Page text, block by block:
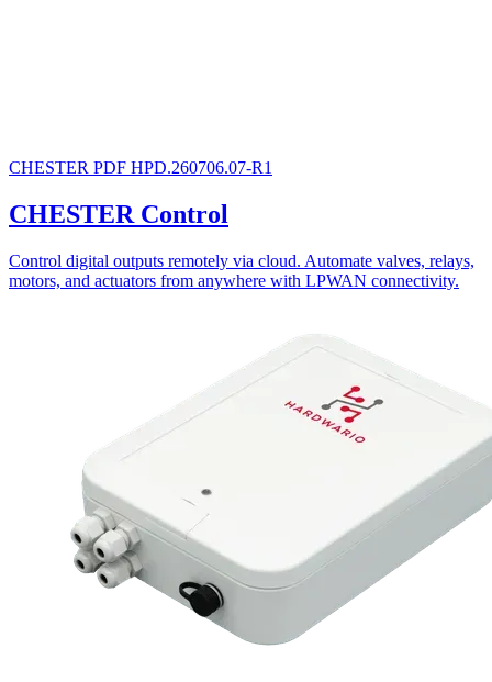
CHESTER PDF HPD.260706.07-R1
CHESTER Control
Control digital outputs remotely via cloud. Automate valves, relays,
motors, and actuators from anywhere with LPWAN connectivity.